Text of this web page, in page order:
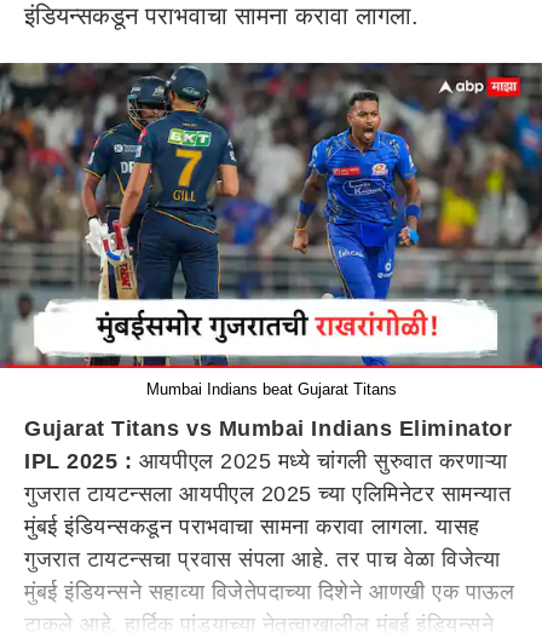
इंडियन्सकडून पराभवाचा सामना करावा लागला.
Mumbai Indians beat Gujarat Titans
Gujarat Titans vs Mumbai Indians Eliminator
IPL 2025 : आयपीएल 2025 मध्ये चांगली सुरुवात करणाऱ्या
गुजरात टायटन्सला आयपीएल 2025 च्या एलिमिनेटर सामन्यात
मुंबई इंडियन्सकडून पराभवाचा सामना करावा लागला. यासह
गुजरात टायटन्सचा प्रवास संपला आहे. तर पाच वेळा विजेत्या
मुंबई इंडियन्सने सहाव्या विजेतेपदाच्या दिशेने आणखी एक पाऊल
टाकले आहे. हार्दिक पांड्याच्या नेतृत्वाखालील मुंबई इंडियन्सने